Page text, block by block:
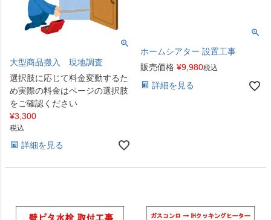
大型商品搬入 現地調査
選択肢に応じて料金変動するた
め実際の料金はページの選択肢
をご確認ください
¥3,300
税込
詳細を見る
ホームシアター 設置工事
販売価格 ¥9,980税込
詳細を見る